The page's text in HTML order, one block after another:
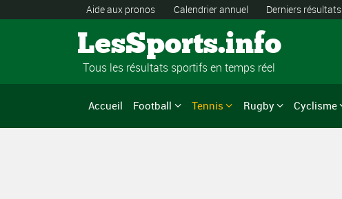
Aide aux pronos Calendrier annuel Derniers résultats
LesSports.info
Tous les résultats sportifs en temps réel
Accueil Football Tennis Rugby Cyclisme